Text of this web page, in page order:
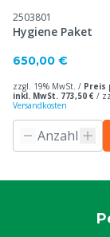
2503801
Hygiene Paket
650,00 €
zzgl. 19% MwSt. / Preis
inkl. MwSt. 773,50 € /
Versandkosten